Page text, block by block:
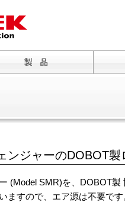
ンジャーのDOBOT
(Model SMR)を、DOBOT
ますので、エア源は不要です